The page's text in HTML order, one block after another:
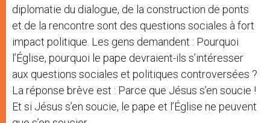
diplomatie du dialogue, de la construction de ponts
et de la rencontre sont des questions sociales à fort
impact politique. Les gens demandent : Pourquoi
l’Église, pourquoi le pape devraient-ils s’intéresser
aux questions sociales et politiques controversées ?
La réponse brève est : Parce que Jésus s’en soucie !
Et si Jésus s’en soucie, le pape et l’Église ne peuvent